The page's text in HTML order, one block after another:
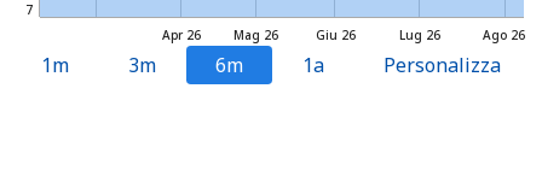
Mag 26 Lug 26
Apr 26 Giu 26 Ago 26
7
1m 3m 6m 1a Personalizza